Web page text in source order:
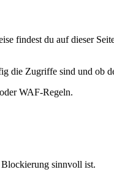
findest du auf dieser
die Zugriffe sind und ob
WAF-Regeln.
sinnvoll ist.